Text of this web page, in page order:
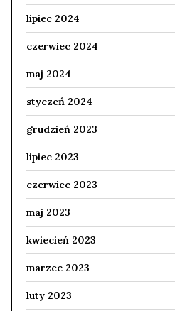
lipiec 2024
czerwiec 2024
maj 2024
styczeń 2024
grudzień 2023
lipiec 2023
czerwiec 2023
maj 2023
kwiecień 2023
marzec 2023
luty 2023